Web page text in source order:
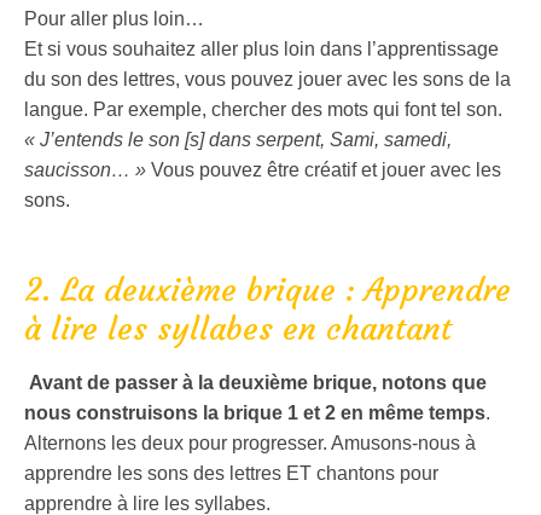
Pour aller plus loin…
Et si vous souhaitez aller plus loin dans l’apprentissage
du son des lettres, vous pouvez jouer avec les sons de la
langue. Par exemple, chercher des mots qui font tel son.
« J’entends le son [s] dans serpent, Sami, samedi,
saucisson… » Vous pouvez être créatif et jouer avec les
sons.
2. La deuxième brique : Apprendre
à lire les syllabes en chantant
Avant de passer à la deuxième brique, notons que
nous construisons la brique 1 et 2 en même temps.
Alternons les deux pour progresser. Amusons-nous à
apprendre les sons des lettres ET chantons pour
apprendre à lire les syllabes.